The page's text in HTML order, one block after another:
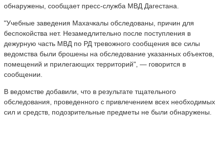
обнаружены, сообщает пресс-служба МВД Дагестана.
"Учебные заведения Махачкалы обследованы, причин для
беспокойства нет. Незамедлительно после поступления в
дежурную часть МВД по РД тревожного сообщения все силы
ведомства были брошены на обследование указанных объектов,
помещений и прилегающих территорий", — говорится в
сообщении.
В ведомстве добавили, что в результате тщательного
обследования, проведенного с привлечением всех необходимых
сил и средств, подозрительные предметы не были обнаружены.